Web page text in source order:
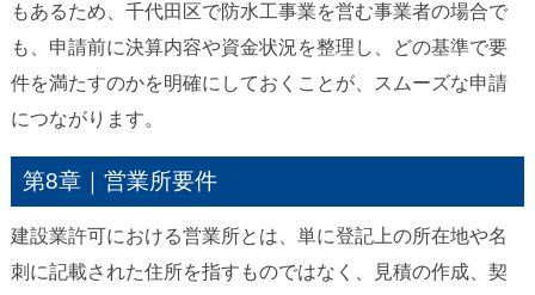
もあるため、千代田区で防水工事業を営む事業者の場合で
も、申請前に決算内容や資金状況を整理し、どの基準で要
件を満たすのかを明確にしておくことが、スムーズな申請
につながります。
第8章｜営業所要件
建設業許可における営業所とは、単に登記上の所在地や名
刺に記載された住所を指すものではなく、見積の作成、契